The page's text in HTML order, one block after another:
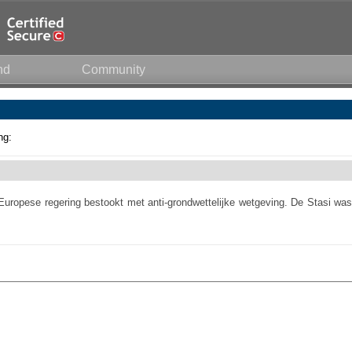
Community
regering bestookt met anti-grondwettelijke wetgeving. De Stasi was